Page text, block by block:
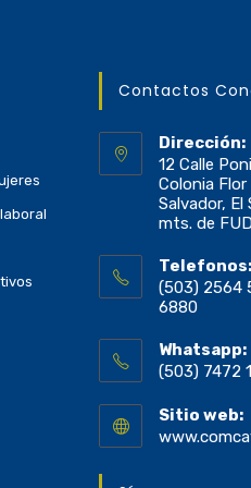
Contactos
Dirección:
12 Calle
Colonia Flor
Salvador, El
mts. de
Telefonos:
(503) 2564
6880
Whatsapp:
(503) 7472
Sitio web: